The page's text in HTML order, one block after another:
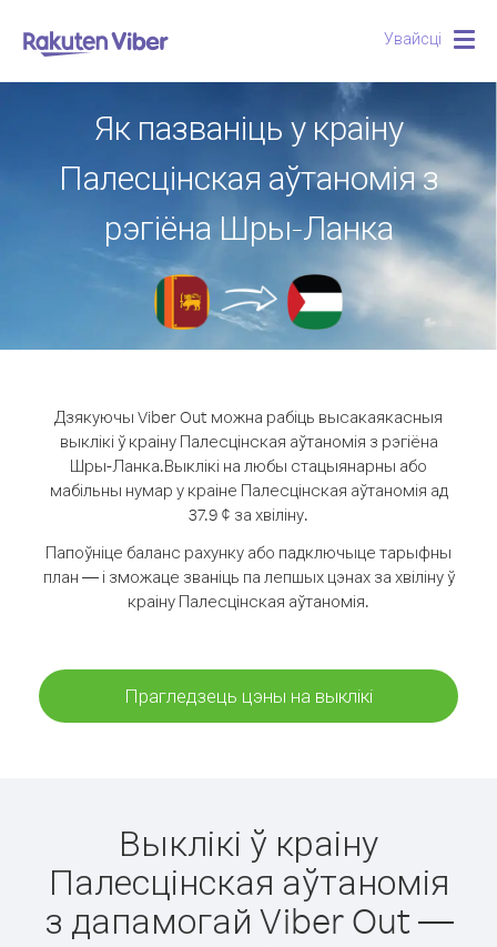
Увайсці
Як пазваніць у краіну
Палесцінская аўтаномія з
рэгіёна Шры-Ланка
Дзякуючы Viber Out можна рабіць высакаякасныя
выклікі ў краіну Палесцінская аўтаномія з рэгіёна
Шры-Ланка.Выклікі на любы стацыянарны або
мабільны нумар у краіне Палесцінская аўтаномія ад
37.9 ¢ за хвіліну.
Папоўніце баланс рахунку або падключыце тарыфны
план — і зможаце званіць па лепшых цэнах за хвіліну ў
краіну Палесцінская аўтаномія.
Прагледзець цэны на выклікі
Выклікі ў краіну
Палесцінская аўтаномія
з дапамогай Viber Out —